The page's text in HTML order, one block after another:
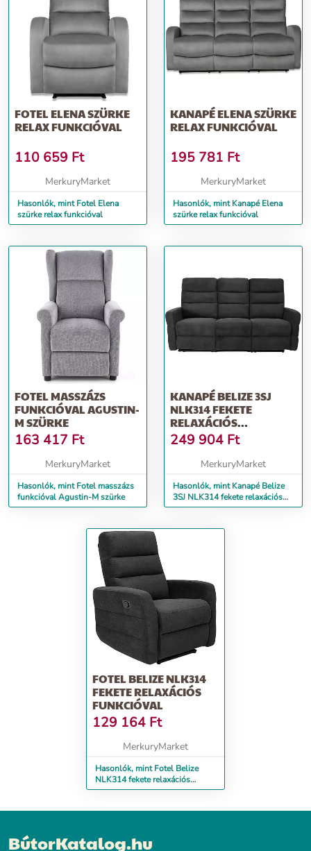
FOTEL ELENA SZÜRKE
RELAX FUNKCIÓVAL
110 659 Ft
MerkuryMarket
Hasonlók, mint Fotel Elena
szürke relax funkcióval
KANAPÉ ELENA SZÜRKE
RELAX FUNKCIÓVAL
195 781 Ft
MerkuryMarket
Hasonlók, mint Kanapé Elena
szürke relax funkcióval
FOTEL MASSZÁZS
FUNKCIÓVAL AGUSTIN-
M SZÜRKE
163 417 Ft
MerkuryMarket
Hasonlók, mint Fotel masszázs
funkcióval Agustin-M szürke
KANAPÉ BELIZE 3SJ
NLK314 FEKETE
RELAXÁCIÓS
FUNKCIÓVAL
249 904 Ft
MerkuryMarket
Hasonlók, mint Kanapé Belize
3SJ NLK314 fekete relaxációs
funkcióval
FOTEL BELIZE NLK314
FEKETE RELAXÁCIÓS
FUNKCIÓVAL
129 164 Ft
MerkuryMarket
Hasonlók, mint Fotel Belize
NLK314 fekete relaxációs
funkcióval
BútorKatalog.hu